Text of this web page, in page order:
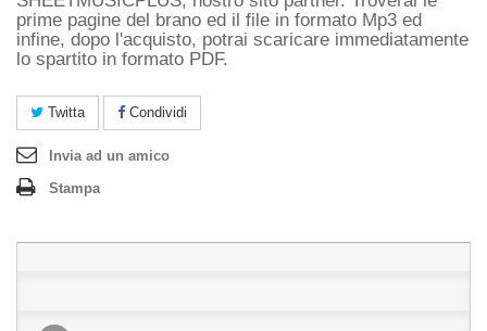
prime pagine del brano ed il file in formato Mp3 ed
infine, dopo l'acquisto, potrai scaricare immediatamente
lo spartito in formato PDF.
Twitta Condividi
Invia ad un amico
Stampa